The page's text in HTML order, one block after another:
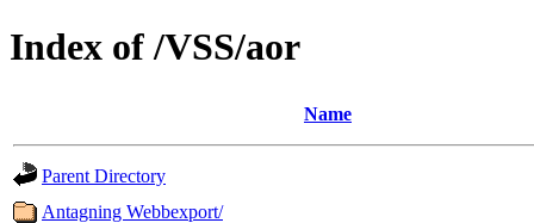
Index of /VSS/aor
Name
Parent Directory
Antagning Webbexport/